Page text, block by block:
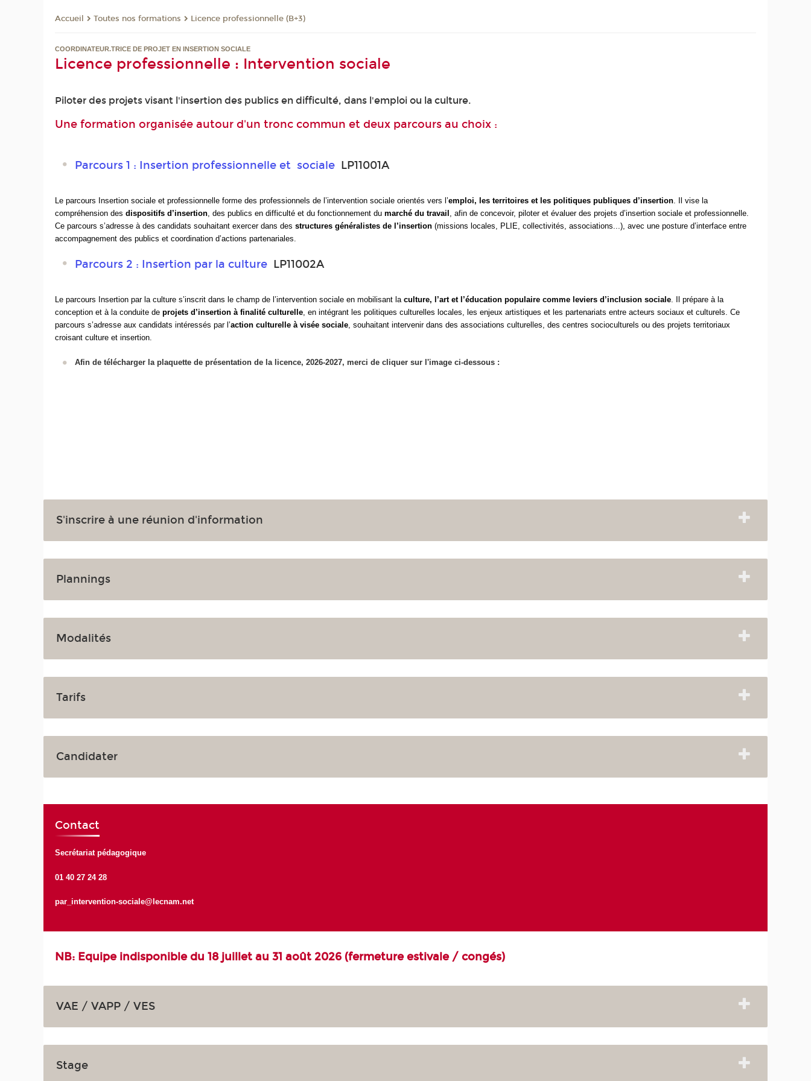
Accueil Toutes nos formations Licence professionnelle (B+3)
COORDINATEUR.TRICE DE PROJET EN INSERTION SOCIALE
Licence professionnelle : Intervention sociale
Piloter des projets visant l'insertion des publics en difficulté, dans l'emploi ou la culture.
Une formation organisée autour d'un tronc commun et deux parcours au choix :
Parcours 1 : Insertion professionnelle et socialeLP11001A
Le parcours Insertion sociale et professionnelle forme des professionnels de l’intervention sociale orientés vers l’emploi, les territoires et les politiques publiques d’insertion . Il vise la
compréhension desdispositifs d’insertion , des publics en difficulté et du fonctionnement dumarché du travail
, afin de concevoir, piloter et évaluer des projets d’insertion sociale et professionnelle.
Ce parcours s’adresse à des candidats souhaitant exercer dans desstructures généralistes de l’insertion (missions locales, PLIE, collectivités, associations...), avec une posture d’interface entre
accompagnement des publics et coordination d’actions partenariales.
Parcours 2 : Insertion par la cultureLP11002A
Le parcours Insertion par la culture s’inscrit dans le champ de l’intervention sociale en mobilisant laculture, l’art et l’éducation populaire comme leviers d’inclusion sociale. Il prépare à la
conception et à la conduite deprojets d’insertion à finalité culturelle, en intégrant les politiques culturelles locales, les enjeux artistiques et les partenariats entre acteurs sociaux et culturels. Ce
parcours s’adresse aux candidats intéressés par l’action culturelle à visée sociale, souhaitant intervenir dans des associations culturelles, des centres socioculturels ou des projets territoriaux
croisant culture et insertion.
Afin de télécharger la plaquette de présentation de la licence, 2026-2027, merci de cliquer sur l'image ci-dessous :
S'inscrire à une réunion d'information
Plannings
Modalités
Tarifs
Candidater
Contact
Secrétariat pédagogique
01 40 27 24 28
par_intervention-sociale@lecnam.net
NB: Equipe indisponible du 18 juillet au 31 août 2026 (fermeture estivale / congés)
VAE / VAPP / VES
Stage